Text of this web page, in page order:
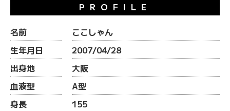
名前
ここしゃん
生年月日
2007/04/28
出身地
大阪
血液型
A型
身長
155
PROFILE